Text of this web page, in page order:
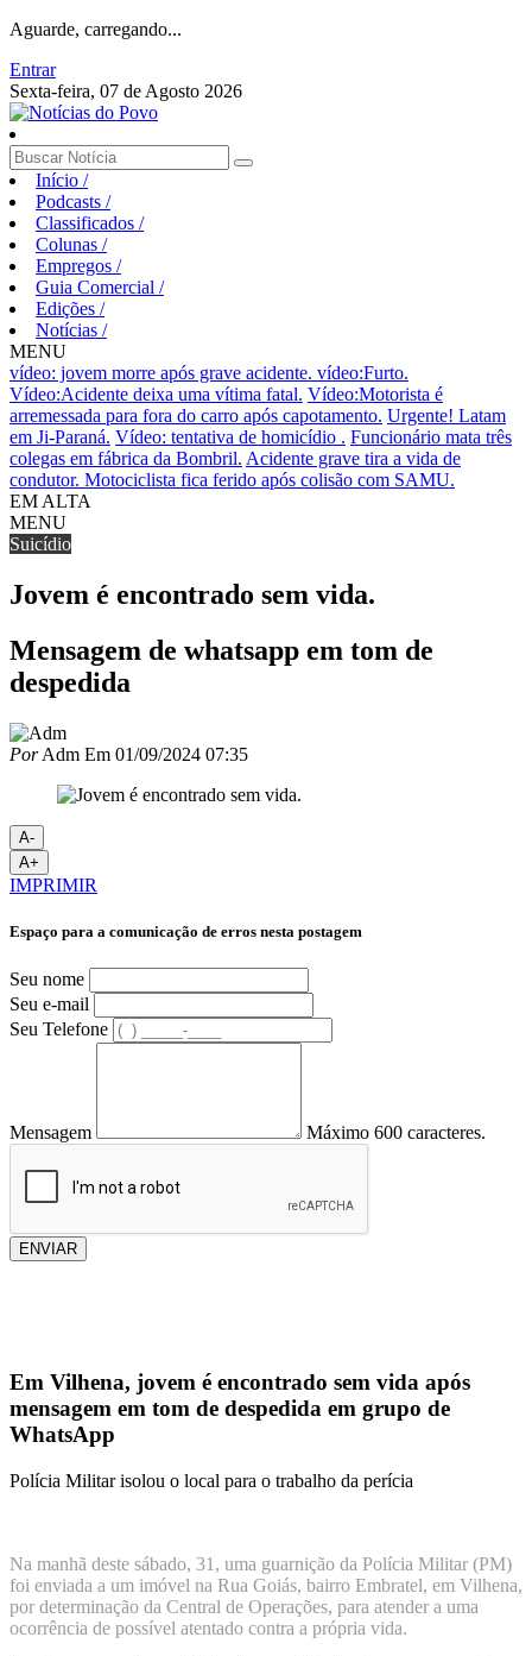
Aguarde, carregando...
Entrar
Sexta-feira, 07 de Agosto 2026
Início /
Podcasts /
Classificados /
Colunas /
Empregos /
Guia Comercial /
Edições /
Notícias /
MENU
vídeo: jovem morre após grave acidente. vídeo:Furto.
Vídeo:Acidente deixa uma vítima fatal. Vídeo:Motorista é
arremessada para fora do carro após capotamento. Urgente! Latam
em Ji-Paraná. Vídeo: tentativa de homicídio . Funcionário mata três
colegas em fábrica da Bombril. Acidente grave tira a vida de
condutor. Motociclista fica ferido após colisão com SAMU.
EM ALTA
MENU
Suicídio
Jovem é encontrado sem vida.
Mensagem de whatsapp em tom de
despedida
PorAdm Em 01/09/2024 07:35
A-
A+
IMPRIMIR
Espaço para a comunicação de erros nesta postagem
Seu nome
Seu e-mail
Seu Telefone
Mensagem Máximo 600 caracteres.
ENVIAR
Em Vilhena, jovem é encontrado sem vida após
mensagem em tom de despedida em grupo de
WhatsApp
Polícia Militar isolou o local para o trabalho da perícia
Na manhã deste sábado, 31, uma guarnição da Polícia Militar (PM)
foi enviada a um imóvel na Rua Goiás, bairro Embratel, em Vilhena,
por determinação da Central de Operações, para atender a uma
ocorrência de possível atentado contra a própria vida.